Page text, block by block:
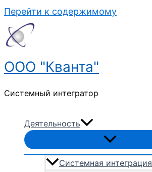
Перейти к содержимому
ООО "Кванта"
Системный интегратор
Деятельность
Системная интеграция